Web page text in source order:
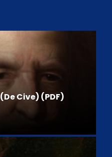
Cive) (PDF)